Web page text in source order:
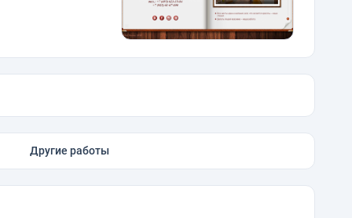
Другие работы